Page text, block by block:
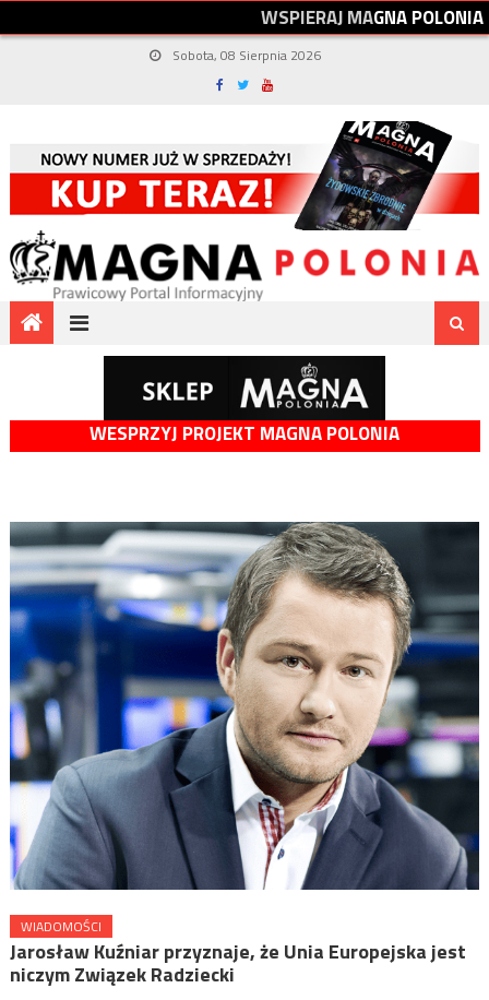
WSPIERAJMAGNAPOLONIA
Sobota, 08 Sierpnia 2026
WESPRZYJ PROJEKT MAGNA POLONIA
WIADOMOŚCI
Jarosław Kuźniar przyznaje, że Unia Europejska jest
niczym Związek Radziecki